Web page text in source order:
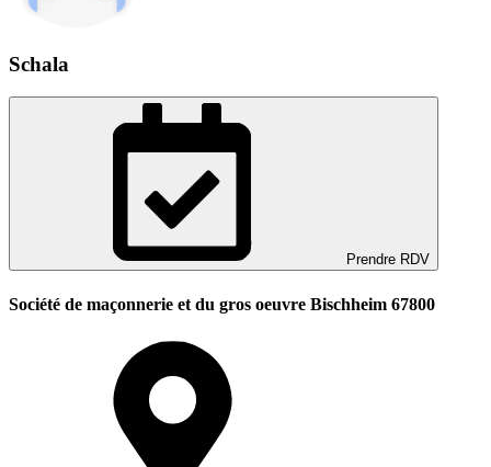
Schala
Prendre RDV
Société de maçonnerie et du gros oeuvre Bischheim 67800